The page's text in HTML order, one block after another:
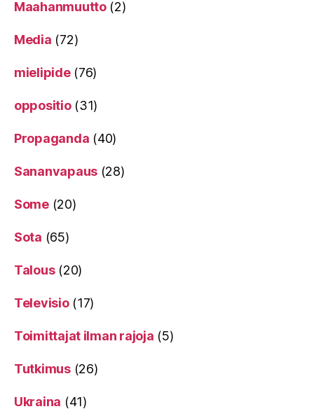
Maahanmuutto(2)
Media (72)
mielipide(76)
oppositio(31)
Propaganda (40)
Sananvapaus (28)
Some(20)
Sota (65)
Talous(20)
Televisio(17)
Toimittajat ilman rajoja (5)
Tutkimus(26)
Ukraina (41)